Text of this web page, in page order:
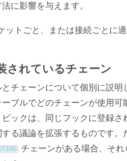
に影響を与えます。
ットごと、または接続ごとに
されているチェーン
チェーンについて個別に説明
ブルでどのチェーンが使用可
ックは、同じフックに登録さ
る議論を拡張するものです。
チェーンがある場合、それ